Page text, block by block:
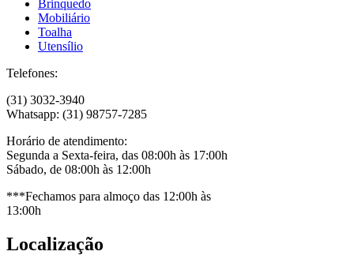
Brinquedo
Mobiliário
Toalha
Utensílio
Telefones:
(31) 3032-3940
Whatsapp: (31) 98757-7285
Horário de atendimento:
Segunda a Sexta-feira, das 08:00h às 17:00h
Sábado, de 08:00h às 12:00h
***Fechamos para almoço das 12:00h às
13:00h
Localização